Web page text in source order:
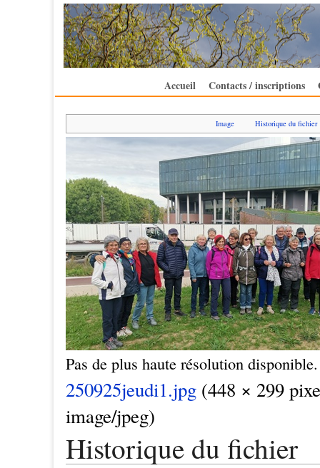
Accueil Contacts / inscriptions
Image Historique du fichier
Pas de plus haute résolution disponible.
250925jeudi1.jpg (448 × 299
image/jpeg)
Historique du fichier